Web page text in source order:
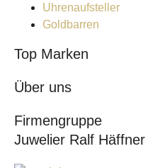
Uhrenaufsteller
Goldbarren
Top Marken
Über uns
Firmengruppe
Juwelier Ralf Häffner